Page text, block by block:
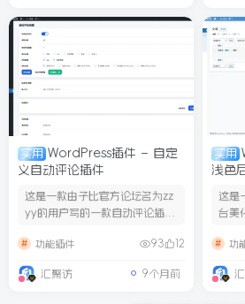
实用 WordPress插件 – 自定
义自动评论插件
这是一款由子比官方论坛名为zz
yy的用户写的一款自动评论插
功能插件 93 12
汇聚访 9个月前
实用
浅色
这是
台美
功